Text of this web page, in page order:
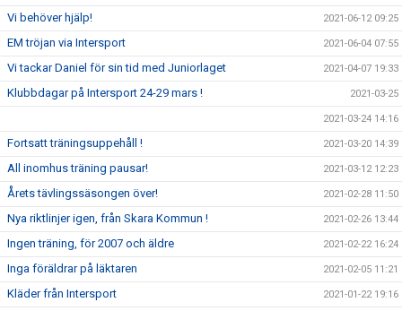
Vi behöver hjälp! 2021-06-12 09:25
EM tröjan via Intersport 2021-06-04 07:55
Vi tackar Daniel för sin tid med Juniorlaget 2021-04-07 19:33
Klubbdagar på Intersport 24-29 mars ! 2021-03-25
2021-03-24 14:16
Fortsatt träningsuppehåll ! 2021-03-20 14:39
All inomhus träning pausar! 2021-03-12 12:23
Årets tävlingssäsongen över! 2021-02-28 11:50
Nya riktlinjer igen, från Skara Kommun ! 2021-02-26 13:44
Ingen träning, för 2007 och äldre 2021-02-22 16:24
Inga föräldrar på läktaren 2021-02-05 11:21
Kläder från Intersport 2021-01-22 19:16